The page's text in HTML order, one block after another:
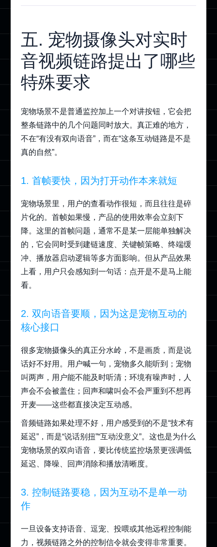
五. 宠物摄像头对实时
音视频链路提出了哪些
特殊要求
宠物场景不是普通监控加上一个对讲按钮，它会把
整条链路中的几个问题同时放大。真正难的地方，
不在“有没有双向语音”，而在“这条互动链路是不是
真的自然”。
1. 首帧要快，因为打开动作本来就短
宠物场景里，用户的查看动作很短，而且往往是碎
片化的。首帧如果慢，产品的使用效率会立刻下
降。这里的首帧问题，通常不是某一层能单独解决
的，它会同时受到建链速度、关键帧策略、终端缓
冲、播放器启动逻辑等多方面影响。但从产品效果
上看，用户只会感知到一句话：点开是不是马上能
看。
2. 双向语音要顺，因为这是宠物互动的
核心接口
很多宠物摄像头的真正分水岭，不是画质，而是说
话好不好用。用户喊一句，宠物多久能听到；宠物
叫两声，用户能不能及时听清；环境有噪声时，人
声会不会被盖住；回声和啸叫会不会严重到不想再
开麦——这些都直接决定互动感。
音频链路如果处理不好，用户感受到的不是“技术有
延迟”，而是“说话别扭”“互动没意义”。这也是为什么
宠物场景的双向语音，要比传统监控场景更强调低
延迟、降噪、回声消除和播放清晰度。
3. 控制链路要稳，因为互动不是单一动
作
一旦设备支持语音、逗宠、投喂或其他远程控制能
力，视频链路之外的控制信令就会变得非常重要。